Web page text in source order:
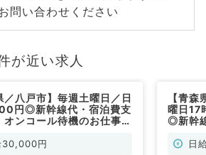
問い合わせください
が近い求人
／八戸市】毎週土曜日／日
円◎新幹線代・宿泊費支
オンコール待機のお仕事で
30,000円
【青
曜日17
◎新幹
非常勤)
日